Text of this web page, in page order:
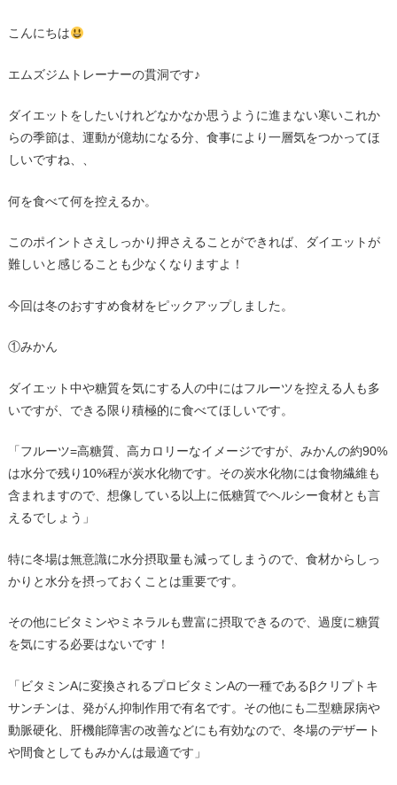
こんにちは
エムズジムトレーナーの貫洞です♪
ダイエットをしたいけれどなかなか思うように進まない寒いこれか
らの季節は、運動が億劫になる分、食事により一層気をつかってほ
しいですね、、
何を食べて何を控えるか。
このポイントさえしっかり押さえることができれば、ダイエットが
難しいと感じることも少なくなりますよ！
今回は冬のおすすめ食材をピックアップしました。
①みかん
ダイエット中や糖質を気にする人の中にはフルーツを控える人も多
いですが、できる限り積極的に食べてほしいです。
「フルーツ=高糖質、高カロリーなイメージですが、みかんの約90%
は水分で残り 10%程が炭水化物です。その炭水化物には食物繊維も
含まれますので、想像している以上に低糖質でヘルシー食材とも言
えるでしょう」
特に冬場は無意識に水分摂取量も減ってしまうので、食材からしっ
かりと水分を摂っておくことは重要です。
その他にビタミンやミネラルも豊富に摂取できるので、過度に糖質
を気にする必要はないです！
「ビタミンAに変換されるプロビタミンAの一種であるβクリプトキ
サンチンは、発がん抑制作用で有名です。その他にも二型糖尿病や
動脈硬化、肝機能障害の改善などにも有効なので、冬場のデザート
や間食としてもみかんは最適です」